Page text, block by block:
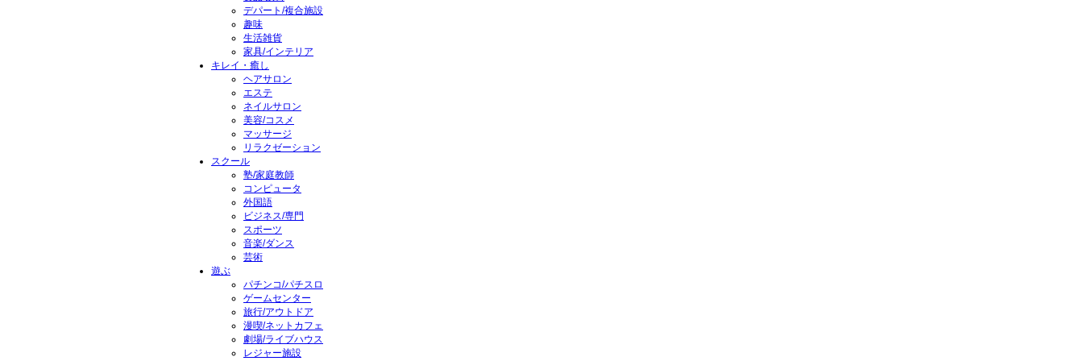
デパート/複合施設
趣味
生活雑貨
家具/インテリア
キレイ・癒し
ヘアサロン
エステ
ネイルサロン
美容/コスメ
マッサージ
リラクゼーション
スクール
塾/家庭教師
コンピュータ
外国語
ビジネス/専門
スポーツ
音楽/ダンス
芸術
遊ぶ
パチンコ/パチスロ
ゲームセンター
旅行/アウトドア
漫喫/ネットカフェ
劇場/ライブハウス
レジャー施設